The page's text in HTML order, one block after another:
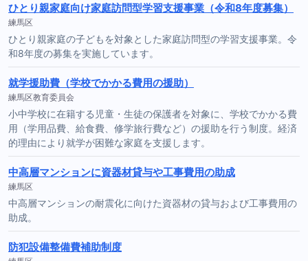
ひとり親家庭向け家庭訪問型学習支援事業（令和8年度募集）
練馬区
ひとり親家庭の子どもを対象とした家庭訪問型の学習支援事業。令
和8年度の募集を実施しています。
就学援助費（学校でかかる費用の援助）
練馬区教育委員会
小中学校に在籍する児童・生徒の保護者を対象に、学校でかかる費
用（学用品費、給食費、修学旅行費など）の援助を行う制度。経済
的理由により就学が困難な家庭を支援します。
中高層マンションに資器材貸与や工事費用の助成
練馬区
中高層マンションの耐震化に向けた資器材の貸与および工事費用の
助成。
防犯設備整備費補助制度